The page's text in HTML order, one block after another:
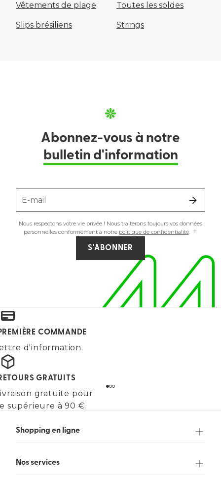
Vêtements de plage Toutes les soldes
Slips brésiliens Strings
Abonnez-vous à notre
bulletin d'information
E-mail
Nous respectons votre vie privée ! Nous traiterons toujours vos données
personnelles conformément à notre politique de confidentialité.
S'ABONNER
COMMANDE
d'information.
GRATUITS
gratuite pour
supérieure à 90 €.
Shopping en ligne
Nos services